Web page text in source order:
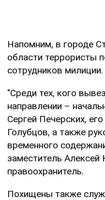
Напомним, в городе
области террористы
сотрудников милиции.
"Среди тех, кого
направлении –
Сергей Печерских,
Голубцов, а также
временного
заместитель Алексей
правоохранитель.
Похищены также